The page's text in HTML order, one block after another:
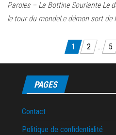
Paroles – La Bottine Souriante Le
le tour du mondeLe démon sort de
Pagination
des
publications
1 2 … 5
PAGES
Contact
Politique de confidentialité